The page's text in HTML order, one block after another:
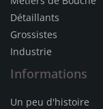
Détaillants
Grossistes
Industrie
Informations
Un peu d'histoire